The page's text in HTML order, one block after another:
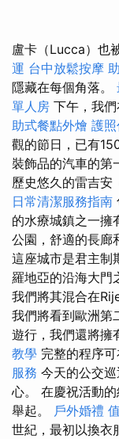
盧卡（Lucca）也
運 台中放鬆按摩
隱藏在每個角落。
單人房 下午，我
助式餐點外燴 護
觀的節日，已有
裝飾品的汽車的第
歷史悠久的雷吉安
日常清潔服務指南
的水療城鎮之一擁
公園，舒適的長廊
這座城市是君主制
羅地亞的沿海大門
我們將其混合在
我們將看到歐洲第
遊行，我們還將擁
教學 完整的程序
服務 今天的公交
心。 在慶祝活動
舉起。 戶外婚禮
世紀，最初以換衣